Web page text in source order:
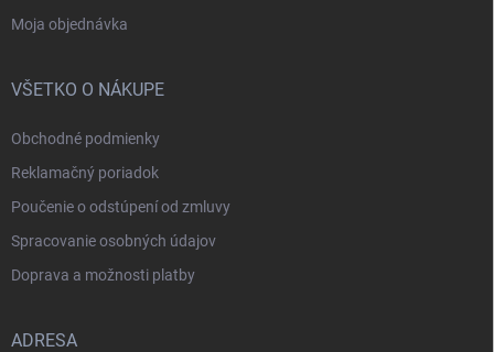
Moja objednávka
VŠETKO O NÁKUPE
Obchodné podmienky
Reklamačný poriadok
Poučenie o odstúpení od zmluvy
Spracovanie osobných údajov
Doprava a možnosti platby
ADRESA